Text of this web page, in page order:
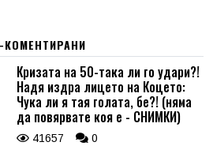
КОМЕНТИРАНИ
Кризата на 50-така ли го удари?!
Надя издра лицето на Коцето:
Чука ли я тая голата, бе?! (няма
да повярвате коя е - СНИМКИ)
41657 0